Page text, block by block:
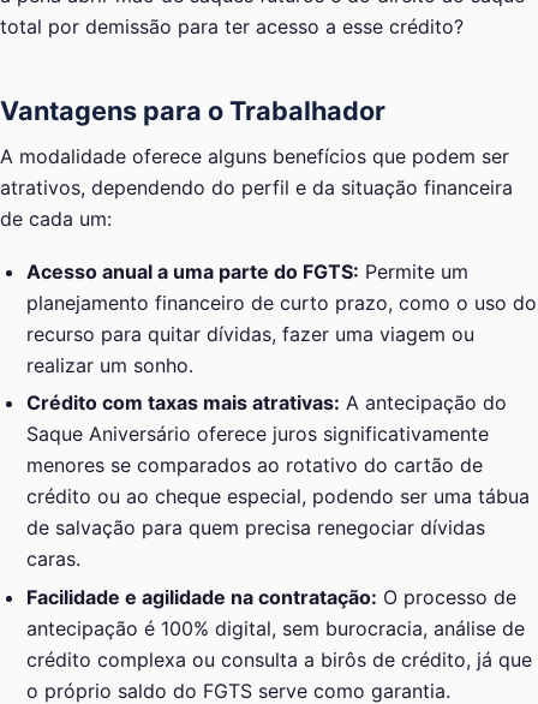
total por demissão para ter acesso a esse crédito?
Vantagens para o Trabalhador
A modalidade oferece alguns benefícios que podem ser
atrativos, dependendo do perfil e da situação financeira
de cada um:
Acesso anual a uma parte do FGTS: Permite um
planejamento financeiro de curto prazo, como o uso do
recurso para quitar dívidas, fazer uma viagem ou
realizar um sonho.
Crédito com taxas mais atrativas: A antecipação do
Saque Aniversário oferece juros significativamente
menores se comparados ao rotativo do cartão de
crédito ou ao cheque especial, podendo ser uma tábua
de salvação para quem precisa renegociar dívidas
caras.
Facilidade e agilidade na contratação: O processo de
antecipação é 100% digital, sem burocracia, análise de
crédito complexa ou consulta a birôs de crédito, já que
o próprio saldo do FGTS serve como garantia.